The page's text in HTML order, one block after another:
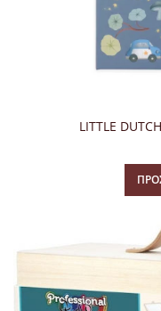
LITTLE